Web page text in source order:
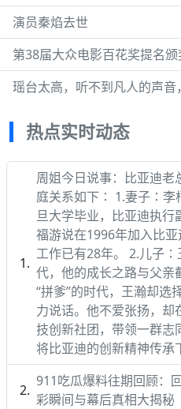
演员秦焰去世
第38届大众电影百花奖提名颁
瑶台太高，听不到凡人的声
热点实时动态
周姐今日说事：比亚迪老
庭关系如下∶ 1.妻子∶李
旦大学毕业，比亚迪执行
福游说在1996年加入比
工作已有28年。 2.儿子∶
代，他的成长之路与父亲
“拼爹”的时代，王瀚却选
力说话。他不爱张扬，却
技创新社团，带领一群志
将比亚迪的创新精神传承
911吃瓜爆料往期回顾：
彩瞬间与幕后真相大揭秘